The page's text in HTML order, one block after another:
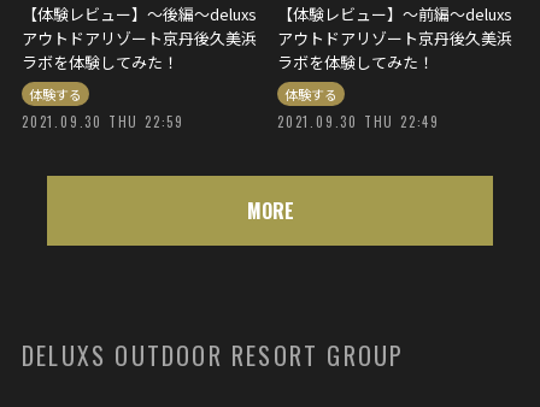
【体験レビュー】〜後編〜deluxs
アウトドアリゾート京丹後久美浜
ラボを体験してみた！
体験する
2021.09.30 THU 22:59
【体験レビュー】〜前編〜deluxs
アウトドアリゾート京丹後久美浜
ラボを体験してみた！
体験する
2021.09.30 THU 22:49
MORE
DELUXS OUTDOOR RESORT GROUP